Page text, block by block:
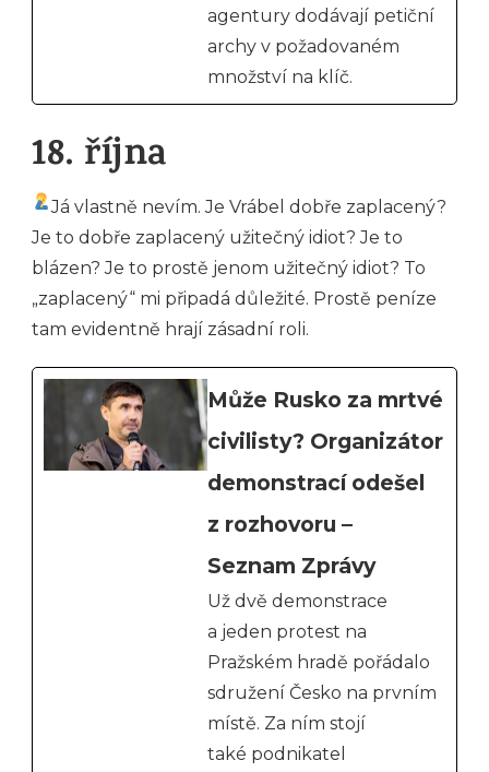
agentury dodávají petiční
archy v požadovaném
množství na klíč.
18. října
Já vlastně nevím. Je Vrábel dobře zaplacený?
Je to dobře zaplacený užitečný idiot? Je to
blázen? Je to prostě jenom užitečný idiot? To
„zaplacený“ mi připadá důležité. Prostě peníze
tam evidentně hrají zásadní roli.
Může Rusko za mrtvé
civilisty? Organizátor
demonstrací odešel
z rozhovoru –
Seznam Zprávy
Už dvě demonstrace
a jeden protest na
Pražském hradě pořádalo
sdružení Česko na prvním
místě. Za ním stojí
také podnikatel